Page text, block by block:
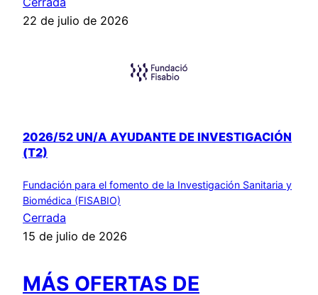
22 de julio de 2026
2026/52 UN/A AYUDANTE DE INVESTIGACIÓN
(T2)
Fundación para el fomento de la Investigación Sanitaria y
Biomédica (FISABIO)
Cerrada
15 de julio de 2026
MÁS OFERTAS DE